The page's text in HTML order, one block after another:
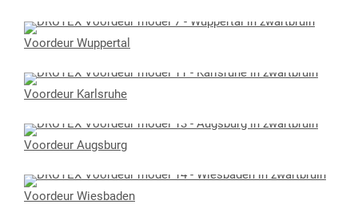
Voordeur Wuppertal
Voordeur Karlsruhe
Voordeur Augsburg
Voordeur Wiesbaden